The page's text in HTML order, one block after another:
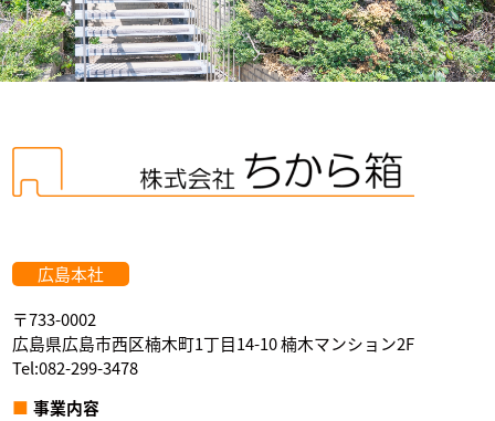
広島本社
〒733-0002
広島県広島市西区楠木町1丁目14-10 楠木マンション2F
Tel:082-299-3478
事業内容